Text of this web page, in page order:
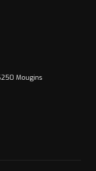
Mougins